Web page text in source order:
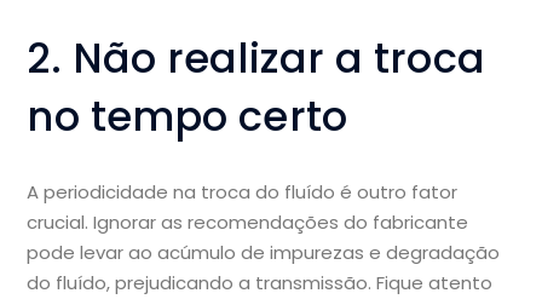
2. Não realizar a troca
no tempo certo
A periodicidade na troca do fluído é outro fator
crucial. Ignorar as recomendações do fabricante
pode levar ao acúmulo de impurezas e degradação
do fluído, prejudicando a transmissão. Fique atento